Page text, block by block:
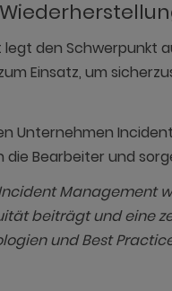
den Schwerpunkt
Einsatz, um
Unternehmen
Bearbeiter und
Management
beiträgt und eine
und Best